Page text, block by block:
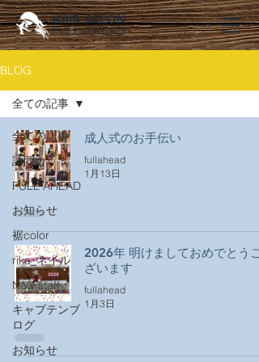
HAIR SALON
FULL AHEAD
BLOG
全ての記事
訪問カット
FULL AHEAD
お知らせ
裾color
rika_ネイル
New staff
キャプテンブ
ログ
お知らせ
全ての記事
成人式のお手伝い
fullahead
1月13日
2026年 明けましておめでとうご
ざいます
fullahead
1月3日